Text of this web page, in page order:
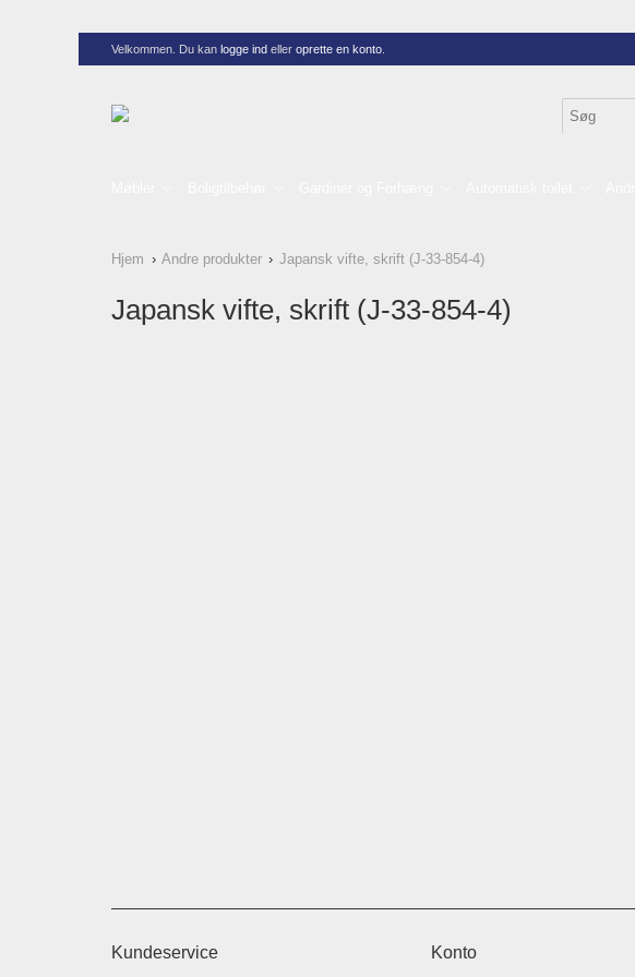
Velkommen. Du kan logge ind eller oprette en konto
Hjem Andre produkter Japansk vifte, skrift (J-33-854-4)
Japansk vifte, skrift (J-33-854-4)
Kundeservice Konto